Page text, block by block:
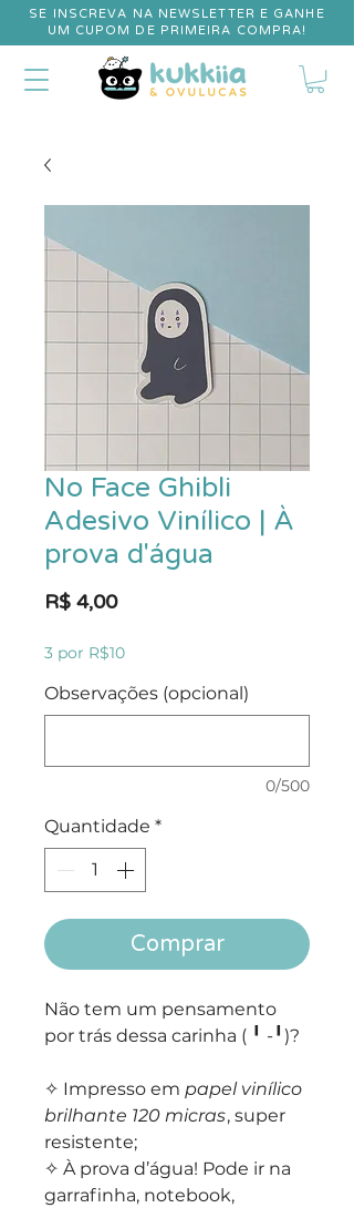
SE INSCREVA NA NEWSLETTER E GANHE
UM CUPOM DE PRIMEIRA COMPRA!
No Face Ghibli
Adesivo Vinílico | À
prova d'água
R$ 4,00Preço
3 por R$10
Observações (opcional)
0/500
Quantidade *
Comprar
Não tem um pensamento
por trás dessa carinha ( ╹ -╹)?
✧ Impresso em papel vinílico
brilhante 120 micras, super
resistente;
✧ À prova d’água! Pode ir na
garrafinha, notebook,